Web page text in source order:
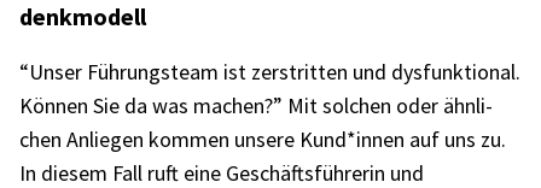
denk­mo­dell
“Unser Führungs­team ist zerstrit­ten und dysfunk­tio­nal.
Können Sie da was machen?” Mit solchen oder ähnli­
chen Anlie­gen kommen unsere Kund*innen auf uns zu.
In diesem Fall ruft eine Geschäfts­füh­re­rin und